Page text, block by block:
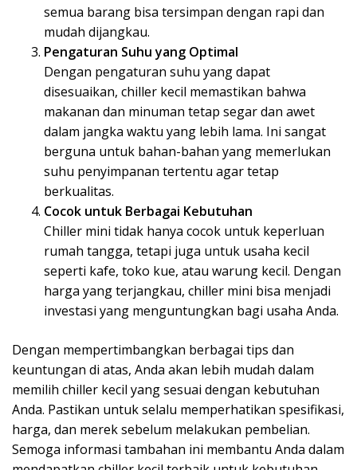
semua barang bisa tersimpan dengan rapi dan
mudah dijangkau.
Pengaturan Suhu yang Optimal
Dengan pengaturan suhu yang dapat
disesuaikan, chiller kecil memastikan bahwa
makanan dan minuman tetap segar dan awet
dalam jangka waktu yang lebih lama. Ini sangat
berguna untuk bahan-bahan yang memerlukan
suhu penyimpanan tertentu agar tetap
berkualitas.
Cocok untuk Berbagai Kebutuhan
Chiller mini tidak hanya cocok untuk keperluan
rumah tangga, tetapi juga untuk usaha kecil
seperti kafe, toko kue, atau warung kecil. Dengan
harga yang terjangkau, chiller mini bisa menjadi
investasi yang menguntungkan bagi usaha Anda.
Dengan mempertimbangkan berbagai tips dan
keuntungan di atas, Anda akan lebih mudah dalam
memilih chiller kecil yang sesuai dengan kebutuhan
Anda. Pastikan untuk selalu memperhatikan spesifikasi,
harga, dan merek sebelum melakukan pembelian.
Semoga informasi tambahan ini membantu Anda dalam